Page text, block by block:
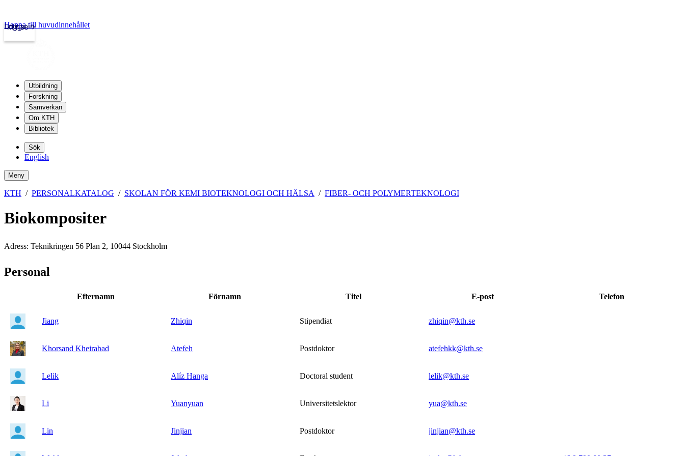
kth.se
Logga in
Hoppa till huvudinnehållet
Utbildning
Forskning
Samverkan
Om KTH
Bibliotek
Sök
English
Meny
KTH PERSONALKATALOG SKOLAN FÖR KEMI BIOTEKNOLOGI OCH HÄLSA FIBER- OCH POLYMERTEKNOLOGI
Biokompositer
Adress: Teknikringen 56 Plan 2, 10044 Stockholm
Personal
Efternamn Förnamn Titel E-post Telefon
Jiang Zhiqin Stipendiat zhiqin@kth.se
Khorsand Kheirabad Atefeh Postdoktor atefehkk@kth.se
Lelik Alíz Hanga Doctoral student lelik@kth.se
Li Yuanyuan Universitetslektor yua@kth.se
Lin Jinjian Postdoktor jinjian@kth.se